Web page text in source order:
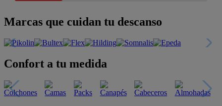
Marcas que cuidan tu descanso
Confort a tu medida